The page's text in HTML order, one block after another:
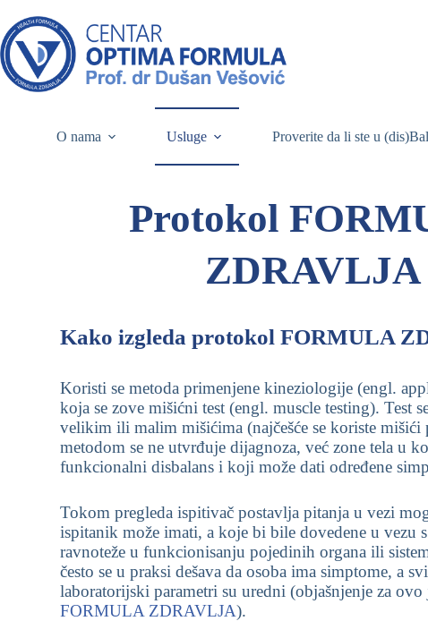
O nama Usluge Proverite da li ste u
Protokol
ZDRAVLJA
Kako izgleda protokol FORMULA
Koristi se metoda primenjene kineziologije (engl.
koja se zove mišićni test (engl. muscle testing). Test
velikim ili malim mišićima (najčešće se koriste mišići
metodom se ne utvrđuje dijagnoza, već zone tela u
funkcionalni disbalans i koji može dati određene
Tokom pregleda ispitivač postavlja pitanja u vezi
ispitanik može imati, a koje bi bile dovedene u vezu
ravnoteže u funkcionisanju pojedinih organa ili
često se u praksi dešava da osoba ima simptome, a
laboratorijski parametri su uredni (objašnjenje za
FORMULA ZDRAVLJA).